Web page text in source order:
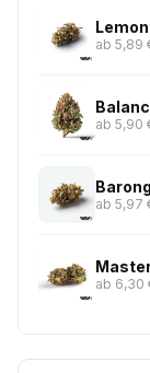
ab 5,89
ab 5,90
ab 5,97
ab 6,30